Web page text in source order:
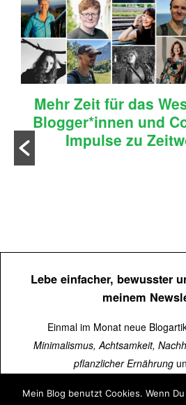
Mehr Zeit für das
Blogger*innen und
Impulse zu
Impressum
Mein Blog benutzt Cookies. Wenn
Lebe einfacher, bewusster
meinem
Einmal im Monat neue
Minimalismus, Achtsamkeit,
pflanzlicher Ernährung
Über15.000 Menschen